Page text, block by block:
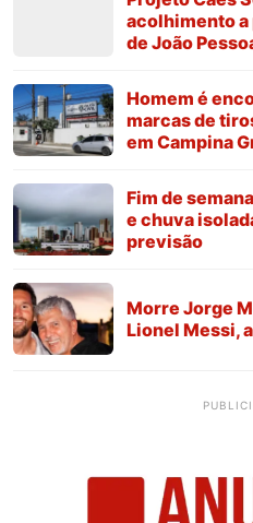
acolhimento
de João
Homem é
marcas de
em Campina
Fim de
e chuva
previsão
Morre Jorge
Lionel Messi,